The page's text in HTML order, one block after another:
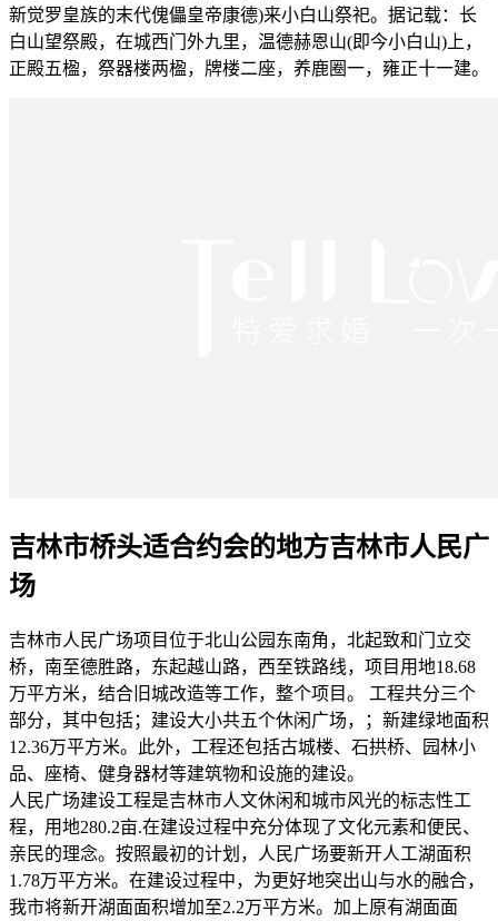
新觉罗皇族的末代傀儡皇帝康德)来小白山祭祀。据记载：长
白山望祭殿，在城西门外九里，温德赫恩山(即今小白山)上，
正殿五楹，祭器楼两楹，牌楼二座，养鹿圈一，雍正十一建。
吉林市桥头适合约会的地方吉林市人民广
场
吉林市人民广场项目位于北山公园东南角，北起致和门立交
桥，南至德胜路，东起越山路，西至铁路线，项目用地18.68
万平方米，结合旧城改造等工作，整个项目。 工程共分三个
部分，其中包括；建设大小共五个休闲广场，；新建绿地面积
12.36万平方米。此外，工程还包括古城楼、石拱桥、园林小
品、座椅、健身器材等建筑物和设施的建设。
人民广场建设工程是吉林市人文休闲和城市风光的标志性工
程，用地280.2亩.在建设过程中充分体现了文化元素和便民、
亲民的理念。按照最初的计划，人民广场要新开人工湖面积
1.78万平方米。在建设过程中，为更好地突出山与水的融合，
我市将新开湖面面积增加至2.2万平方米。加上原有湖面面